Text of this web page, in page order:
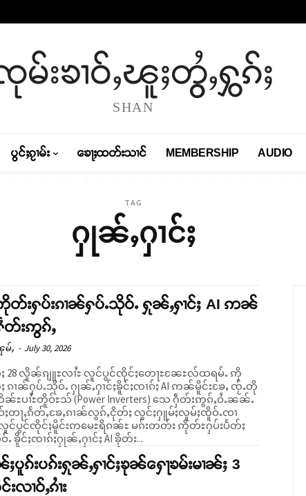
မ်းၶၢဝ်ႇၽူႈတွႆႇႁွၵ်ႈ
SHAN
ပွင်ႈၵႂၢမ်း ၶေႃႈထတ်းသၢင် MEMBERSHIP AUDIO
TAG
ႁုၼ်ႇႁၢင်ႈ
တ်းႁပ်းၵၢၼ်ႁပ်ႉသိုဝ်ႉ ႁုၼ်ႇႁၢင်ႈ AI ဢၼ်
တ်းဢွၵ်ႇ
ႇ - July 30, 2026
28 လိူၼ်ၵျူႊလၢႆႊ လူင်ပွင်ၸိုင်ႈတေႃႊၼႄႊလ်ထရမ်ႉ ဢို
ၵၢၼ်ႁပ်ႉသိုဝ်ႉ ႁုၼ်ႇႁၢင်ႈၶိူင်ႈၸၢၵ်ႈ AI ဢၼ်မိူင်းၶႄႇ ၸႂ်ႉတို
ဢိၼ်ႊပၢႆႊတိူဝ်ႊသ် (Power Inverters) သေ ႁဵတ်းဢွၵ်ႇဝႆႉၼၼ်ႉ
ပွင်ၸိုင်ႈမိူင်းဢမေႊရိၵၼ်ႊ မၵ်းတတ်း ဢိုတ်ႊႁပ်းပႅတ်ႈ
ၶိူင်ႈၸၢၵ်ႈႁုၼ်ႇႁၢင်ႈ AI ၶိုတ်း...
ပူၵ်းပၵ်းႁုၼ်ႇႁၢင်ႈၶုၼ်ႁေႃၶမ်းမၢၼ်ႈ 3
းလၢဝ်ႇၵၢႆး